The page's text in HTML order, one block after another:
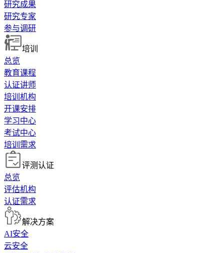
研究成果
研究专家
参与调研
培训
总览
教育课程
认证讲师
培训机构
开课安排
学习中心
考试中心
培训需求
评测认证
总览
评估机构
认证需求
解决方案
AI安全
云安全